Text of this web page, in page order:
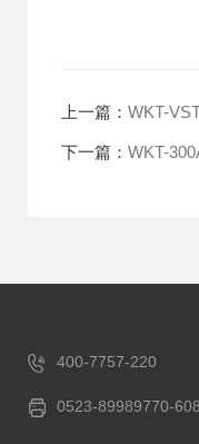
上一篇： WKT-
下一篇： WKT-
400-7757-220
0523-89989770-608